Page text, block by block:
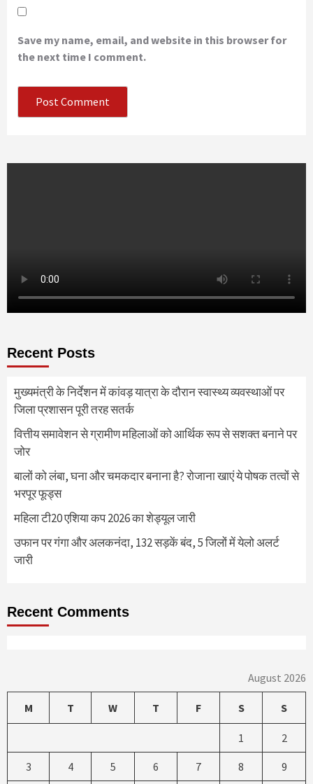
Save my name, email, and website in this browser for
the next time I comment.
Recent Posts
मुख्यमंत्री के निर्देशन में कांवड़ यात्रा के दौरान स्वास्थ्य व्यवस्थाओं पर
जिला प्रशासन पूरी तरह सतर्क
वित्तीय समावेशन से ग्रामीण महिलाओं को आर्थिक रूप से सशक्त बनाने पर
जोर
बालों को लंबा, घना और चमकदार बनाना है? रोजाना खाएं ये पोषक तत्वों से
भरपूर फूड्स
महिला टी20 एशिया कप 2026 का शेड्यूल जारी
उफान पर गंगा और अलकनंदा, 132 सड़कें बंद, 5 जिलों में येलो अलर्ट
जारी
Recent Comments
August 2026
M T W T F S S
1 2
3 4 5 6 7 8 9